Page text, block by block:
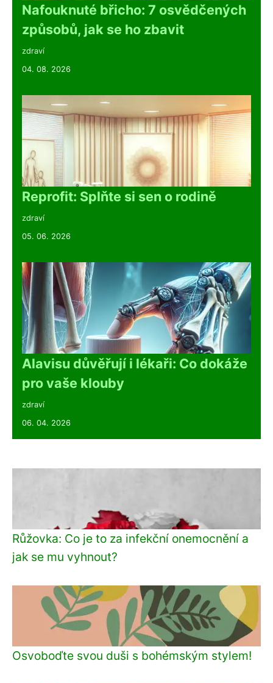
Nafouknuté břicho: 7 osvědčených
způsobů, jak se ho zbavit
zdraví
04. 08. 2026
Reprofit: Splňte si sen o rodině
zdraví
05. 06. 2026
Alavisu důvěřují i lékaři: Co dokáže
pro vaše klouby
zdraví
06. 04. 2026
Růžovka: Co je to za infekční onemocnění a
jak se mu vyhnout?
Osvoboďte svou duši s bohémským stylem!